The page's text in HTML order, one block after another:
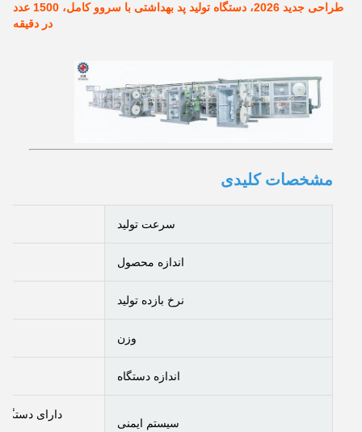
طراحی جدید 2026، دستگاه تولید پد بهداشتی با سروو کامل، 1500 عدد
در دقیقه
مشخصات کلیدی
سرعت تولید
اندازه محصول
نرخ بازده تولید
وزن
اندازه دستگاه
سیستم ایمنی
دارای